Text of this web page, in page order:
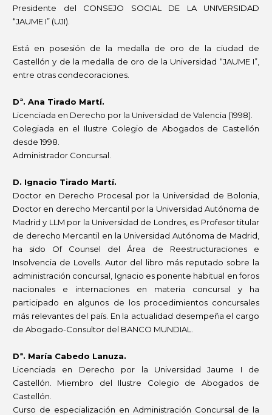
Presidente del CONSEJO SOCIAL DE LA UNIVERSIDAD
“JAUME I” (UJI).
Está en posesión de la medalla de oro de la ciudad de
Castellón y de la medalla de oro de la Universidad “JAUME I”,
entre otras condecoraciones.
Dª. Ana Tirado Martí.
Licenciada en Derecho por la Universidad de Valencia (1998).
Colegiada en el Ilustre Colegio de Abogados de Castellón
desde 1998.
Administrador Concursal.
D. Ignacio Tirado Martí.
Doctor en Derecho Procesal por la Universidad de Bolonia,
Doctor en derecho Mercantil por la Universidad Autónoma de
Madrid y LLM por la Universidad de Londres, es Profesor titular
de derecho Mercantil en la Universidad Autónoma de Madrid,
ha sido Of Counsel del Área de Reestructuraciones e
Insolvencia de Lovells. Autor del libro más reputado sobre la
administración concursal, Ignacio es ponente habitual en foros
nacionales e internaciones en materia concursal y ha
participado en algunos de los procedimientos concursales
más relevantes del país. En la actualidad desempeña el cargo
de Abogado-Consultor del BANCO MUNDIAL.
Dª. María Cabedo Lanuza.
Licenciada en Derecho por la Universidad Jaume I de
Castellón. Miembro del Ilustre Colegio de Abogados de
Castellón.
Curso de especialización en Administración Concursal de la